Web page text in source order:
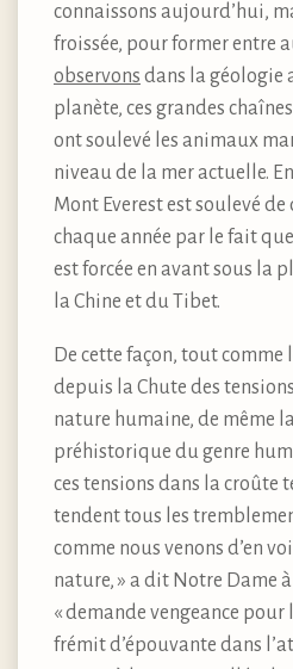
connaissons aujourd’hui,
froissée, pour former entre
observons dans la géologie
planète, ces grandes
ont soulevé les animaux
niveau de la mer actuelle.
Mont Everest est soulevé
chaque année par le fait
est forcée en avant sous la
la Chine et du Tibet.
De cette façon, tout comme
depuis la Chute des
nature humaine, de même
préhistorique du genre
ces tensions dans la croûte
tendent tous les
comme nous venons d’en
nature, » a dit Notre Dame à
« demande vengeance pour
frémit d’épouvante dans